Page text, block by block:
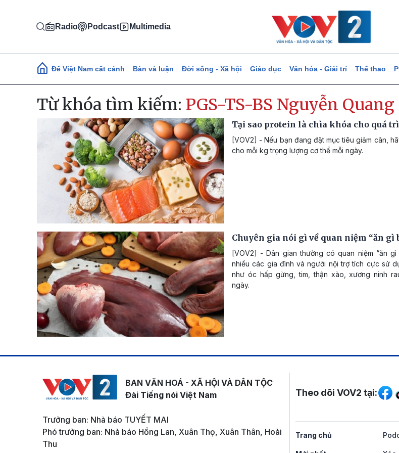
Radio Podcast Multimedia
Main navigation
Để Việt Nam cất cánh Bàn và luận Đời sống - Xã hội Giáo dục Văn hóa - Giải trí Thể thao
Từ khóa tìm kiếm: PGS-TS-BS Nguyễn
Tại sao protein là chìa khóa cho quá
[VOV2] - Nếu bạn đang đặt mục tiêu giảm cân,
cho mỗi kg trọng lượng cơ thể mỗi ngày.
Chuyên gia nói gì về quan niệm “ăn gì
[VOV2] - Dân gian thường có quan niệm “ăn
nhiều các gia đình và người nội trợ tích cực sử
như óc hấp gừng, tim, thận xào, xương ninh
ngày.
BAN VĂN HOÁ - XÃ HỘI VÀ DÂN TỘC
Đài Tiếng nói Việt Nam
Trưởng ban: Nhà báo TUYẾT MAI
Phó trưởng ban: Nhà báo Hồng Lan, Xuân Thọ, Xuân Thân, Hoài
Thu
Mạng xã hội
Theo dõi VOV2 tại:
Trang chủ